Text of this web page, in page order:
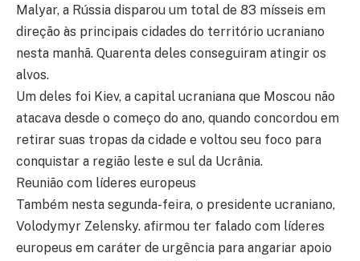
Malyar, a Rússia disparou um total de 83 mísseis em
direção às principais cidades do território ucraniano
nesta manhã. Quarenta deles conseguiram atingir os
alvos.
Um deles foi Kiev, a capital ucraniana que Moscou não
atacava desde o começo do ano, quando concordou em
retirar suas tropas da cidade e voltou seu foco para
conquistar a região leste e sul da Ucrânia.
Reunião com líderes europeus
Também nesta segunda-feira, o presidente ucraniano,
Volodymyr Zelensky. afirmou ter falado com líderes
europeus em caráter de urgência para angariar apoio